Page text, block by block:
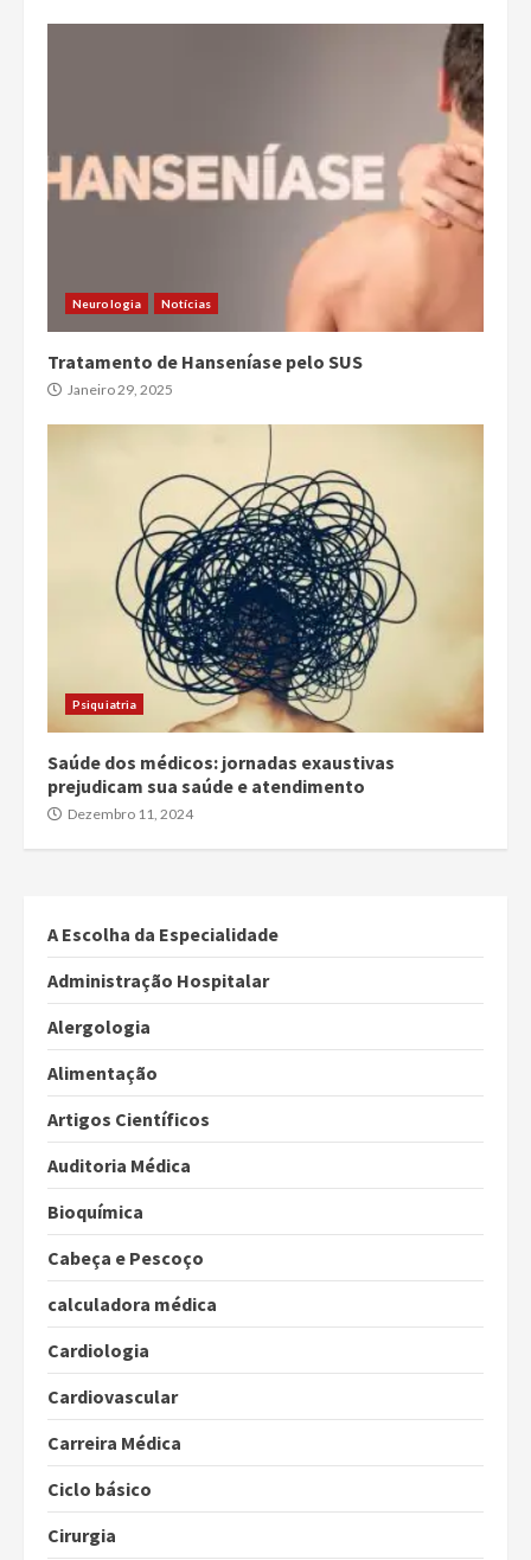
Neurologia Notícias
Tratamento de Hanseníase pelo SUS
Janeiro 29, 2025
Psiquiatria
Saúde dos médicos: jornadas exaustivas
prejudicam sua saúde e atendimento
Dezembro 11, 2024
A Escolha da Especialidade
Administração Hospitalar
Alergologia
Alimentação
Artigos Científicos
Auditoria Médica
Bioquímica
Cabeça e Pescoço
calculadora médica
Cardiologia
Cardiovascular
Carreira Médica
Ciclo básico
Cirurgia